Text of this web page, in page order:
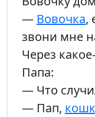
— Вовочка,
звони мне
Через
Папа:
— Что
— Пап,